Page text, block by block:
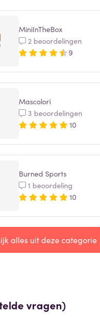
MiniInTheBox
2 beoordelingen
9
Mascolori
3 beoordelingen
10
Burned Sports
1 beoordeling
10
alles uit deze categorie
vragen)